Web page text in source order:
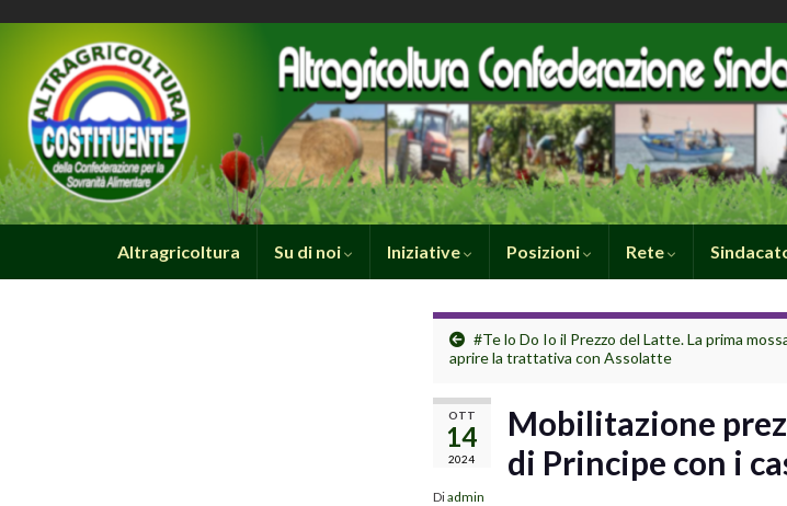
Altragricoltura Su di noi Iniziative Posizioni Rete
#Te lo Do Io il Prezzo del Latte. La prima
aprire la trattativa con Assolatte
OTT
14
2024
Mobilitazione
di Principe con i
Diadmin